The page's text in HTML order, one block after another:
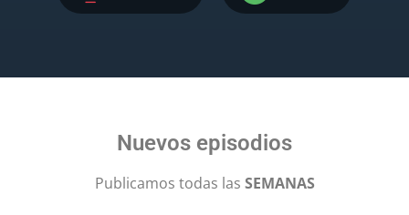
Nuevos episodios
Publicamos todas las SEMANAS